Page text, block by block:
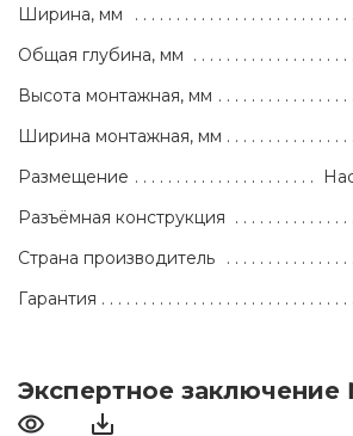
Ширина, мм
Общая глубина, мм
Высота монтажная, мм
Ширина монтажная, мм
Размещение
Разъёмная конструкция
Страна производитель
Гарантия
Экспертное